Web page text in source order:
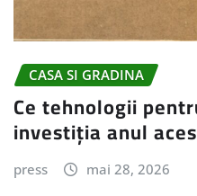
CASA SI GRADINA
Ce tehnologii
investiția anul
press mai 28, 2026